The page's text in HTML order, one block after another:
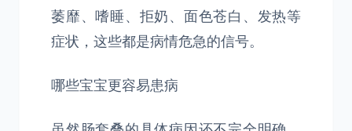
萎靡、嗜睡、拒奶、面色苍白、发热等
症状，这些都是病情危急的信号。
哪些宝宝更容易患病